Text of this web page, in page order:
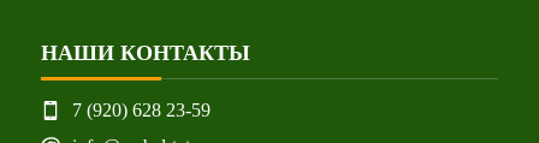
НАШИ КОНТАКТЫ
7 (920) 628 23-59